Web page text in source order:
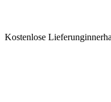
Kostenlose